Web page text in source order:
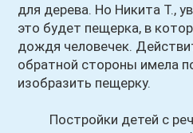
для дерева. Но Никита Т.,
это будет пещерка, в
дождя человечек.
обратной стороны имела
изобразить пещерку.
Постройки детей с